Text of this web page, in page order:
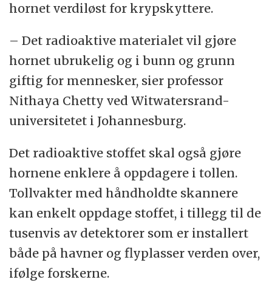
hornet verdiløst for krypskyttere.
– Det radioaktive materialet vil gjøre
hornet ubrukelig og i bunn og grunn
giftig for mennesker, sier professor
Nithaya Chetty ved Witwatersrand-
universitetet i Johannesburg.
Det radioaktive stoffet skal også gjøre
hornene enklere å oppdagere i tollen.
Tollvakter med håndholdte skannere
kan enkelt oppdage stoffet, i tillegg til de
tusenvis av detektorer som er installert
både på havner og flyplasser verden over,
ifølge forskerne.